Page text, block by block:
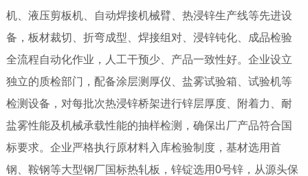
机、液压剪板机、自动焊接机械臂、热浸锌生产线等先进设
备，板材裁切、折弯成型、焊接组对、浸锌钝化、成品检验
全流程自动化作业，人工干预少、产品一致性好。企业设立
独立的质检部门，配备涂层测厚仪、盐雾试验箱、试验机等
检测设备，对每批次热浸锌桥架进行锌层厚度、附着力、耐
盐雾性能及机械承载性能的抽样检测，确保出厂产品符合国
标要求。企业严格执行原材料入库检验制度，基材选用首
钢、鞍钢等大型钢厂国标热轧板，锌锭选用0号锌，从源头保